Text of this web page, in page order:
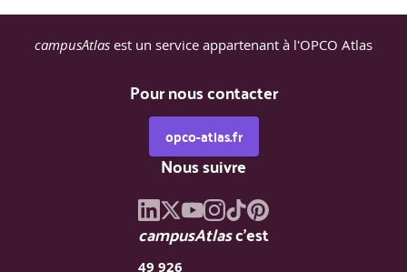
Authentification faible.
identifier des vulnérabilités spécifiques.
7 - Sécurité dès la conception
Intégration de la sécurité dans le cycle de
développement (DevSecOps).
campusAtlas est un service appartenant à l'OPCO Atlas
Pour nous contacter
opco-atlas.fr
Nous suivre
campusAtlasc'est
49 926